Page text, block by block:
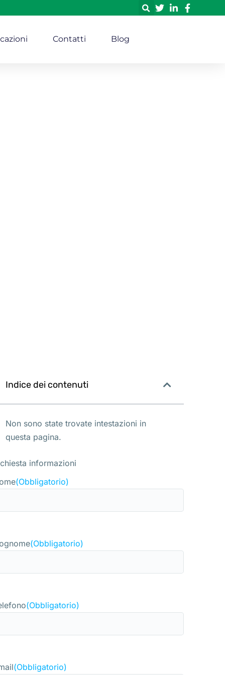
Contatti Blog
Indice dei contenuti
Non sono state trovate intestazioni in
questa pagina.
informazioni
(Obbligatorio)
(Obbligatorio)
(Obbligatorio)
(Obbligatorio)